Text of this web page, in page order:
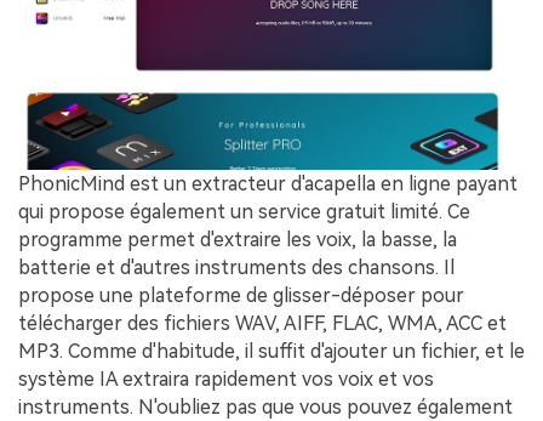
PhonicMind est un extracteur d'acapella en ligne payant
qui propose également un service gratuit limité. Ce
programme permet d'extraire les voix, la basse, la
batterie et d'autres instruments des chansons. Il
propose une plateforme de glisser-déposer pour
télécharger des fichiers WAV, AIFF, FLAC, WMA, ACC et
MP3. Comme d'habitude, il suffit d'ajouter un fichier, et le
système IA extraira rapidement vos voix et vos
instruments. N'oubliez pas que vous pouvez également